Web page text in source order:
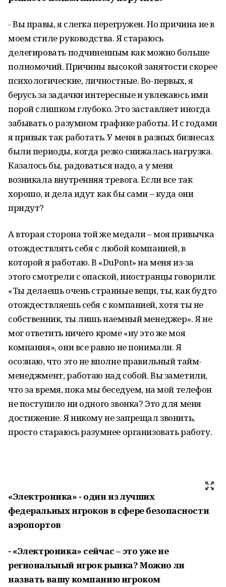
- Вы правы, я слегка перегружен. Но причина не в
моем стиле руководства. Я стараюсь
делегировать подчиненным как можно больше
полномочий. Причины высокой занятости скорее
психологические, личностные. Во-первых, я
берусь за задачки интересные и увлекаюсь ими
порой слишком глубоко. Это заставляет иногда
забывать о разумном графике работы. И с годами
я привык так работать. У меня в разных бизнесах
были периоды, когда резко снижалась нагрузка.
Казалось бы, радоваться надо, а у меня
возникала внутренняя тревога. Если все так
хорошо, и дела идут как бы сами – куда они
придут?
А вторая сторона той же медали – моя привычка
отождествлять себя с любой компанией, в
которой я работаю. В «DuPont» на меня из-за
этого смотрели с опаской, иностранцы говорили:
«Ты делаешь очень странные вещи, ты, как будто
отождествляешь себя с компанией, хотя ты не
собственник, ты лишь наемный менеджер». Я не
мог ответить ничего кроме «ну это же моя
компания», они все равно не понимали. Я
осознаю, что это не вполне правильный тайм-
менеджмент, работаю над собой. Вы заметили,
что за время, пока мы беседуем, на мой телефон
не поступило ни одного звонка? Это для меня
достижение. Я никому не запрещал звонить,
просто стараюсь разумнее организовать работу.
«Электроника» - один из лучших
федеральных игроков в сфере безопасности
аэропортов
- «Электроника» сейчас – это уже не
региональный игрок рынка? Можно ли
назвать вашу компанию игроком